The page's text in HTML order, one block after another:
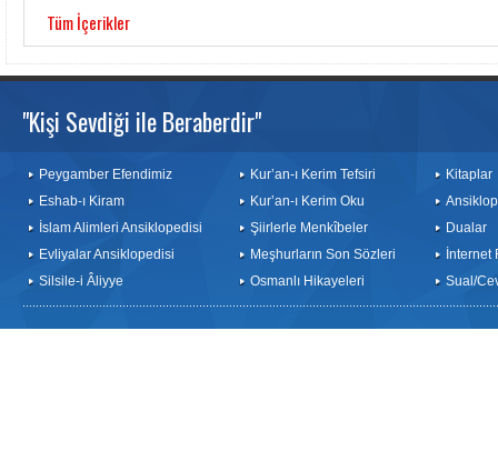
Tüm İçerikler
"Kişi Sevdiği ile Beraberdir"
Peygamber Efendimiz
Eshab-ı Kiram
İslam Alimleri Ansiklopedisi
Evliyalar Ansiklopedisi
Silsile-i Âliyye
Kur’an-ı Kerim Tefsiri
Kur’an-ı Kerim Oku
Şiirlerle Menkîbeler
Meşhurların Son Sözleri
Osmanlı Hikayeleri
Kitaplar
Dualar
İnternet
Sual/